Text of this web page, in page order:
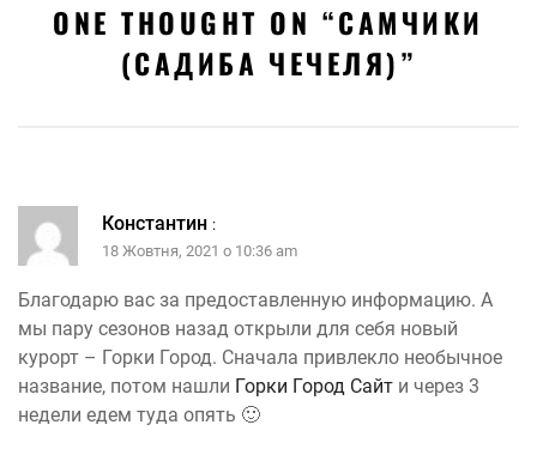
ONE THOUGHT ON “САМЧИКИ
(САДИБА ЧЕЧЕЛЯ)”
Константин :
18 Жовтня, 2021 о 10:36 am
Благодарю вас за предоставленную информацию. А
мы пару сезонов назад открыли для себя новый
курорт – Горки Город. Сначала привлекло необычное
название, потом нашли Горки Город Сайт и через 3
недели едем туда опять 🙂